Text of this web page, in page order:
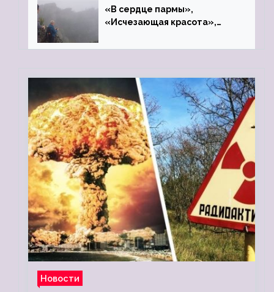
«В сердце пармы»,
«Исчезающая красота»,
Новости